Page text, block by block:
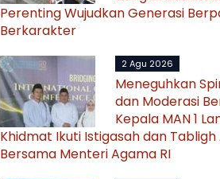
Perenting Wujudkan Generasi
Berkarakter
2 Agu 2026
Meneguhkan
dan Moderasi
Kepala MAN 1
Khidmat Ikuti Istigasah dan
Bersama Menteri Agama RI